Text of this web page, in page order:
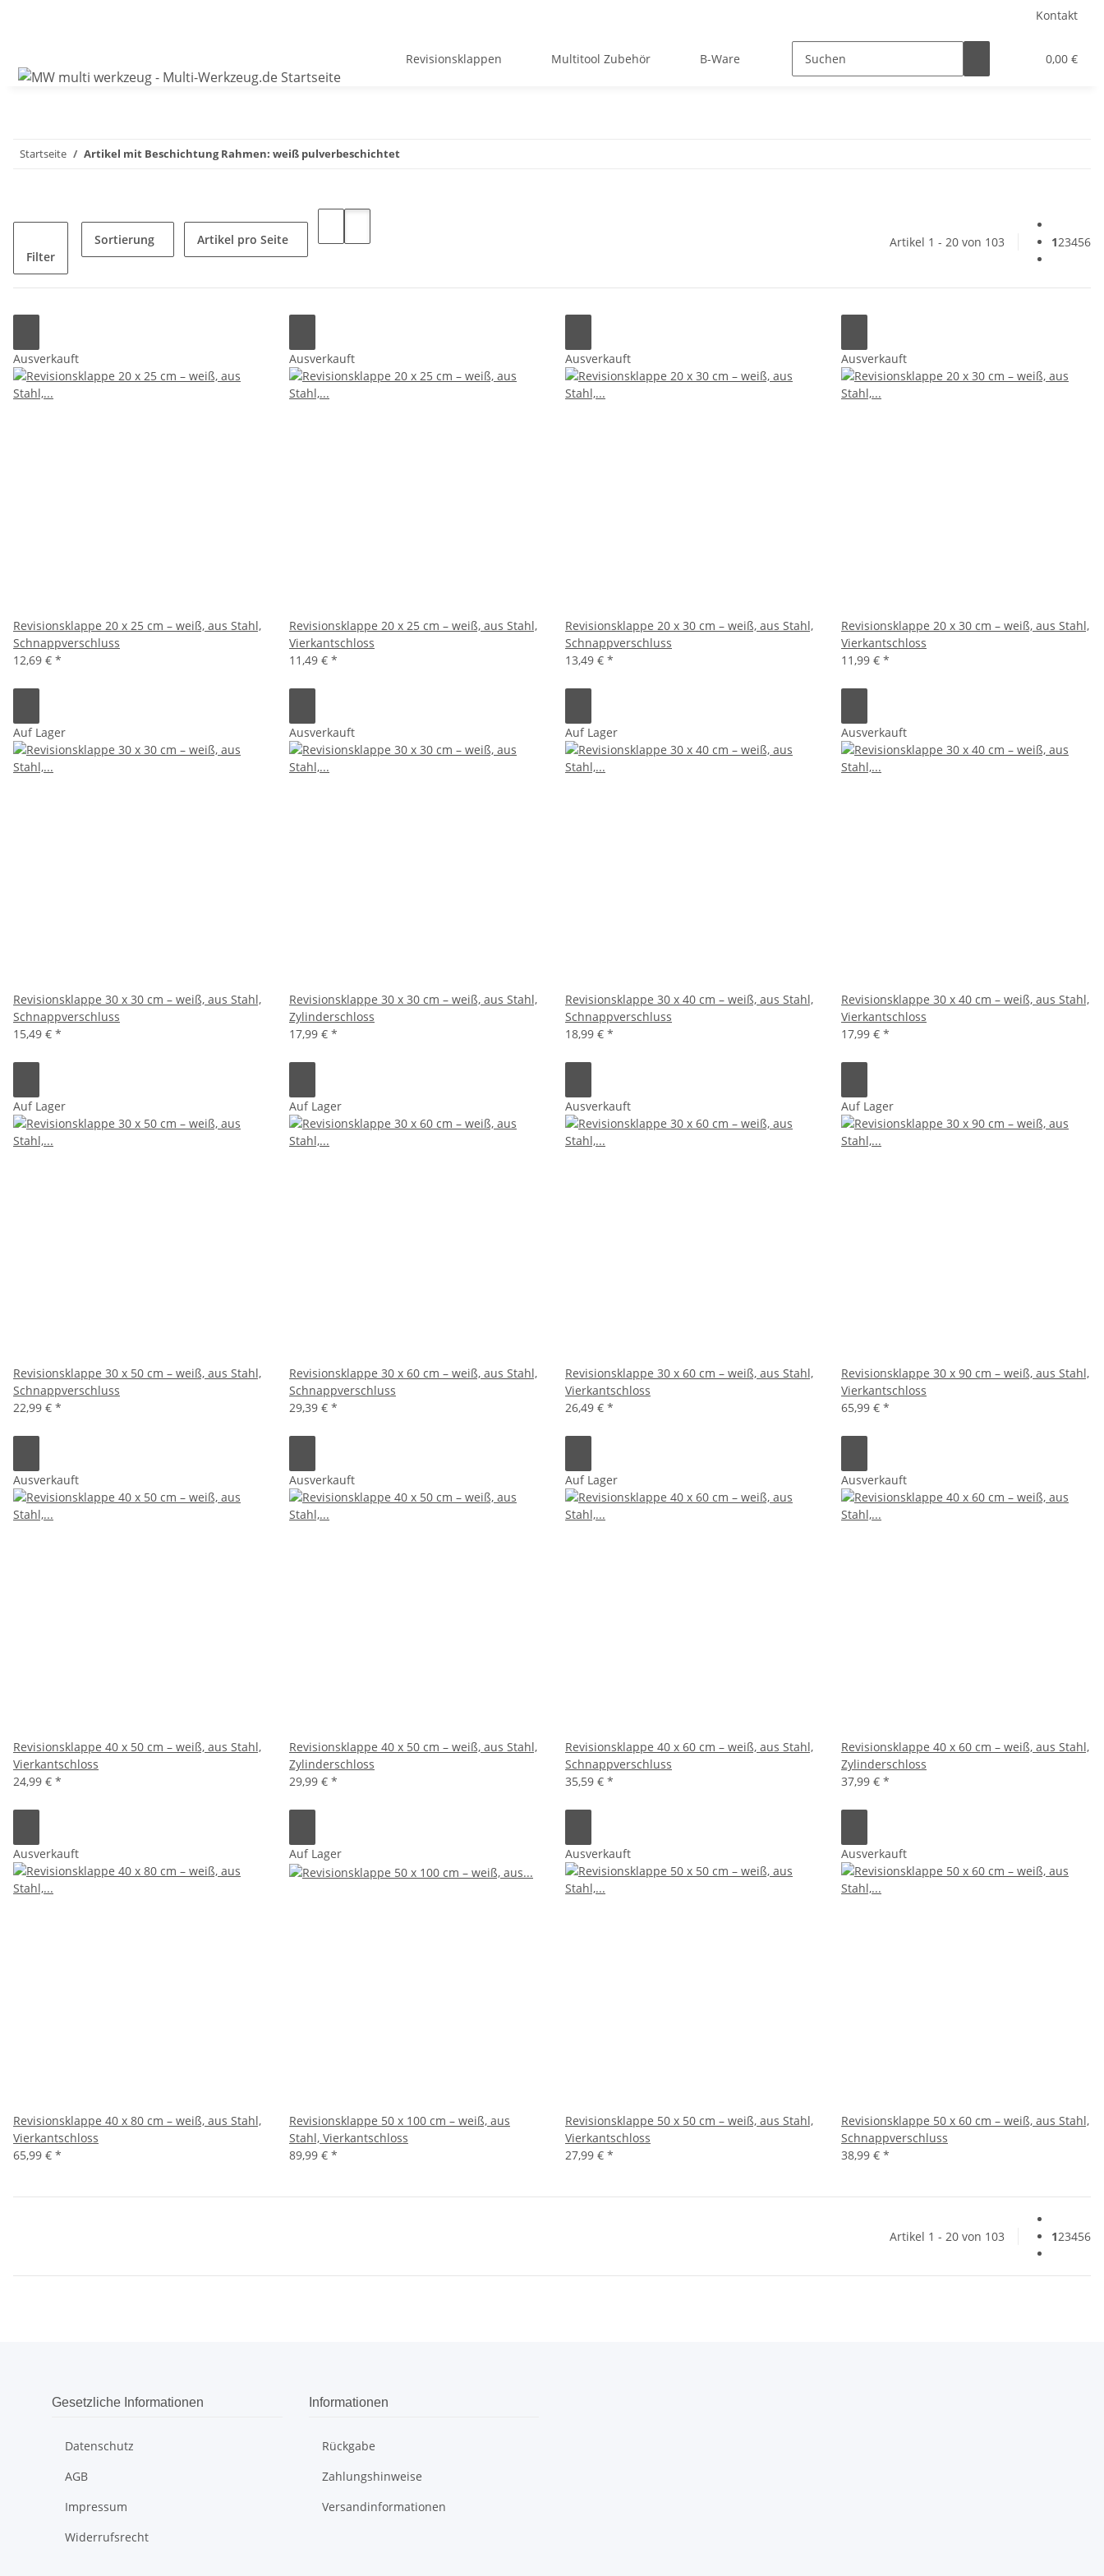
Kontakt
0,00 €
Revisionsklappen Multitool Zubehör B-Ware
Startseite Artikel mit Beschichtung Rahmen: weiß pulverbeschichtet
Filter
Sortierung Artikel pro Seite Artikel 1 - 20 von 103 123456
Ausverkauft
Revisionsklappe 20 x 25 cm – weiß, aus Stahl,
Schnappverschluss
12,69 € *
Ausverkauft
Revisionsklappe 20 x 25 cm – weiß, aus Stahl,
Vierkantschloss
11,49 € *
Ausverkauft
Revisionsklappe 20 x 30 cm – weiß, aus Stahl,
Schnappverschluss
13,49 € *
Ausverkauft
Revisionsklappe 20 x 30 cm – weiß, aus Stahl,
Vierkantschloss
11,99 € *
Auf Lager
Revisionsklappe 30 x 30 cm – weiß, aus Stahl,
Schnappverschluss
15,49 € *
Ausverkauft
Revisionsklappe 30 x 30 cm – weiß, aus Stahl,
Zylinderschloss
17,99 € *
Auf Lager
Revisionsklappe 30 x 40 cm – weiß, aus Stahl,
Schnappverschluss
18,99 € *
Ausverkauft
Revisionsklappe 30 x 40 cm – weiß, aus Stahl,
Vierkantschloss
17,99 € *
Auf Lager
Revisionsklappe 30 x 50 cm – weiß, aus Stahl,
Schnappverschluss
22,99 € *
Auf Lager
Revisionsklappe 30 x 60 cm – weiß, aus Stahl,
Schnappverschluss
29,39 € *
Ausverkauft
Revisionsklappe 30 x 60 cm – weiß, aus Stahl,
Vierkantschloss
26,49 € *
Auf Lager
Revisionsklappe 30 x 90 cm – weiß, aus Stahl,
Vierkantschloss
65,99 € *
Ausverkauft
Revisionsklappe 40 x 50 cm – weiß, aus Stahl,
Vierkantschloss
24,99 € *
Ausverkauft
Revisionsklappe 40 x 50 cm – weiß, aus Stahl,
Zylinderschloss
29,99 € *
Auf Lager
Revisionsklappe 40 x 60 cm – weiß, aus Stahl,
Schnappverschluss
35,59 € *
Ausverkauft
Revisionsklappe 40 x 60 cm – weiß, aus Stahl,
Zylinderschloss
37,99 € *
Ausverkauft
Revisionsklappe 40 x 80 cm – weiß, aus Stahl,
Vierkantschloss
65,99 € *
Auf Lager
Revisionsklappe 50 x 100 cm – weiß, aus
Stahl, Vierkantschloss
89,99 € *
Ausverkauft
Revisionsklappe 50 x 50 cm – weiß, aus Stahl,
Vierkantschloss
27,99 € *
Ausverkauft
Revisionsklappe 50 x 60 cm – weiß, aus Stahl,
Schnappverschluss
38,99 € *
Artikel 1 - 20 von 103 123456
Gesetzliche Informationen
Datenschutz
AGB
Impressum
Widerrufsrecht
Informationen
Rückgabe
Zahlungshinweise
Versandinformationen